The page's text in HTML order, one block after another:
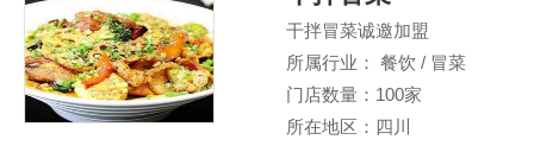
干拌冒菜诚邀加盟
所属行业： 餐饮 / 冒菜
门店数量：100家
所在地区：四川